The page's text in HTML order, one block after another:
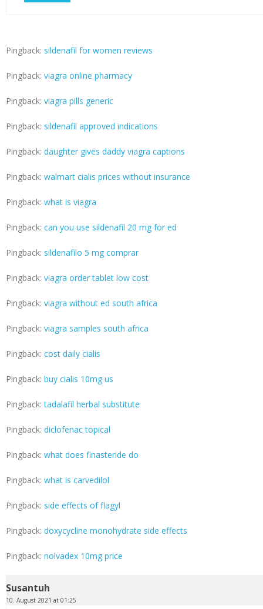
Pingback: sildenafil for women reviews
Pingback: viagra online pharmacy
Pingback: viagra pills generic
Pingback: sildenafil approved indications
Pingback: daughter gives daddy viagra captions
Pingback: walmart cialis prices without insurance
Pingback: what is viagra
Pingback: can you use sildenafil 20 mg for ed
Pingback: sildenafilo 5 mg comprar
Pingback: viagra order tablet low cost
Pingback: viagra without ed south africa
Pingback: viagra samples south africa
Pingback: cost daily cialis
Pingback: buy cialis 10mg us
Pingback:tadalafil herbal substitute
Pingback: diclofenac topical
Pingback: what does finasteride do
Pingback: what is carvedilol
Pingback: side effects of flagyl
Pingback: doxycycline monohydrate side effects
Pingback: nolvadex 10mg price
Susantuh
10. August 2021 at 01:25